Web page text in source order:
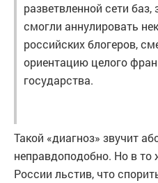
разветвленной сети
смогли аннулировать
российских блогеров,
ориентацию целого
государства.
Такой «диагноз» звучит
неправдоподобно. Но в то
России льстив, что